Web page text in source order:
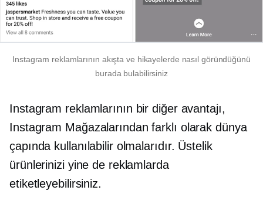
Instagram reklamlarının akışta ve hikayelerde nasıl göründüğünü
burada bulabilirsiniz
Instagram reklamlarının bir diğer avantajı,
Instagram Mağazalarından farklı olarak dünya
çapında kullanılabilir olmalarıdır. Üstelik
ürünlerinizi yine de reklamlarda
etiketleyebilirsiniz.